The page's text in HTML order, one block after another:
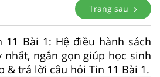
Trang sau
11 Bài 1: Hệ điều hành sách
ngắn gọn giúp học sinh
& trả lời câu hỏi Tin 11 Bài 1.